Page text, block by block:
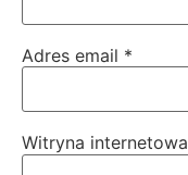
Adres email *
Witryna internetowa